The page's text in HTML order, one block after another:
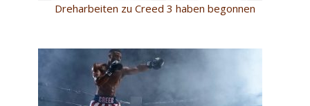
Dreharbeiten zu Creed 3 haben begonnen